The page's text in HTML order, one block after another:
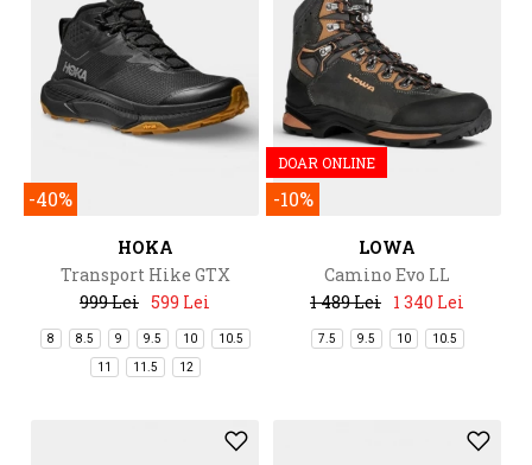
-40%
HOKA
Transport Hike GTX
999 Lei 599 Lei
8 8.5 9 9.5 10 10.5
11 11.5 12
DOAR ONLINE
-10%
LOWA
Camino Evo LL
1 489 Lei 1 340 Lei
7.5 9.5 10 10.5